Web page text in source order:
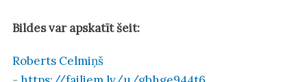
Bildes var apskatīt šeit:
Roberts Celmiņš